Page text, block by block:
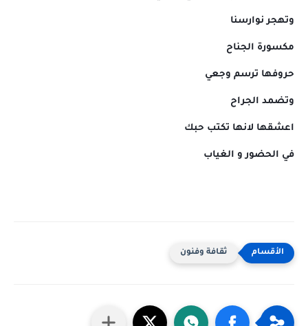
وتهجر نوارسنا
مكسورة الجناح
حروفها ترسم وجعي
وتضمد الجراح
اعشقها لانها تكتب حبك
في الحضور و الغياب
ثقافة وفنون